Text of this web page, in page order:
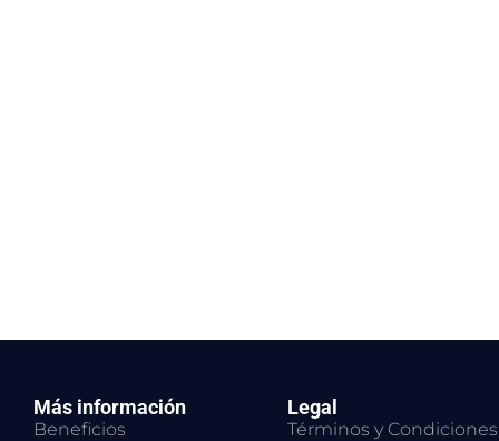
Más información
Beneficios
Legal
Términos y Condiciones